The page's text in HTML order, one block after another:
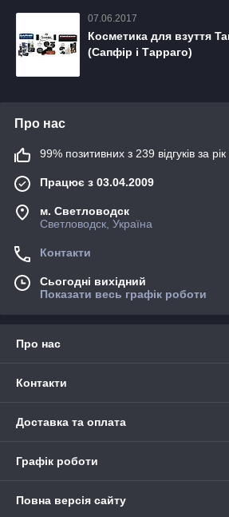
07.06.2017
Косметика для взуття
(Сапфір і Тарраго)
Про нас
99% позитивних з 239 відгуків за рік
Працює з 03.04.2009
м. Светловодск
Светловодск, Україна
Контакти
Сьогодні вихідний
Показати весь графік роботи
Про нас
Контакти
Доставка та оплата
Графік роботи
Повна версія сайту